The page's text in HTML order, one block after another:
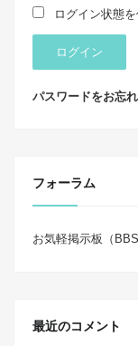
ログイン状態
ログイン
パスワードをお忘
フォーラム
お気軽掲示板（BBS
最近のコメント